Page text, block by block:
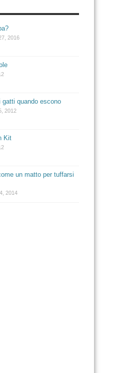
2016
gatti quando escono
2012
Kit
un matto per tuffarsi
2014